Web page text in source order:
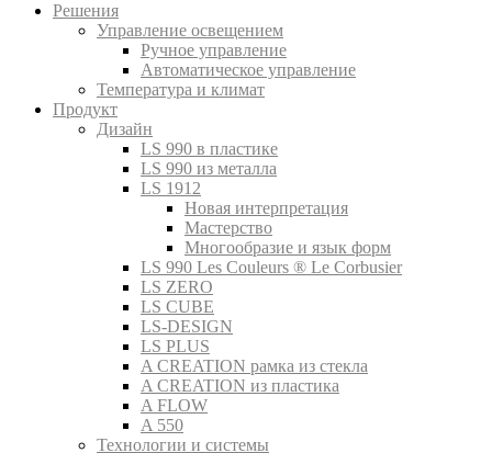
Решения
Управление освещением
Ручное управление
Автоматическое управление
Температура и климат
Продукт
Дизайн
LS 990 в пластике
LS 990 из металла
LS 1912
Новая интерпретация
Мастерство
Многообразие и язык форм
LS 990 Les Couleurs ® Le Corbusier
LS ZERO
LS CUBE
LS-DESIGN
LS PLUS
A CREATION рамка из стекла
A CREATION из пластика
A FLOW
A 550
Технологии и системы